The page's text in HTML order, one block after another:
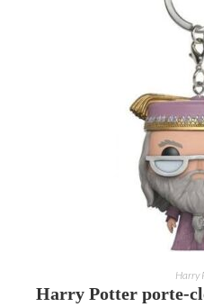
AJOUTER
Harry
Harry Potter porte-